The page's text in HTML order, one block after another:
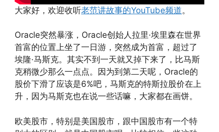
大家好，欢迎收听老范讲故事的YouTube频道。
Oracle突然暴涨，Oracle创始人拉里·埃里森在世界
首富的位置上坐了一日游，突然成为首富，超过了
埃隆·马斯克。其实不到一天就又掉下来了，比马斯
克稍微少那么一点点。因为到第二天呢，Oracle的
股价下滑了应该是6%吧，马斯克的特斯拉股价在上
升，因为马斯克也在说一些话嘛，大家都在画饼。
欧美股市，特别是美国股市，跟中国股市有一个特